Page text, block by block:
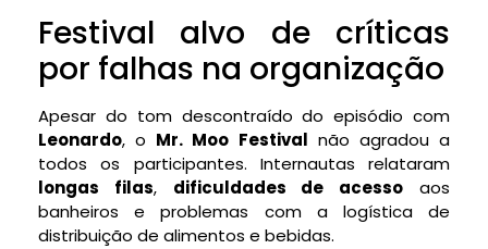
Festival alvo de críticas
por falhas na organização
Apesar do tom descontraído do episódio com
Leonardo, o Mr. Moo Festival não agradou a
todos os participantes. Internautas relataram
longas filas, dificuldades de acesso aos
banheiros e problemas com a logística de
distribuição de alimentos e bebidas.